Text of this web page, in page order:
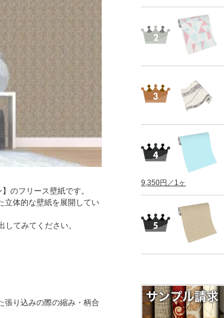
のフリース壁紙です。
立体的な壁紙を展開してい
てみてください。
張り込みの際の縮み・柄合
9,350円／1ヶ